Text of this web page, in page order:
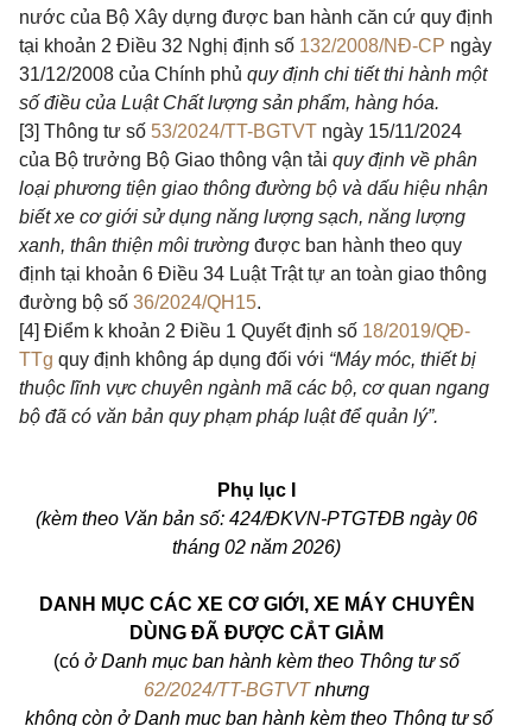
nước của Bộ Xây dựng được ban hành căn cứ quy định
tại khoản 2 Điều 32 Nghị định số 132/2008/NĐ-CP ngày
31/12/2008 của Chính phủ quy định chi tiết thi hành một
số điều của Luật Chất lượng sản phẩm, hàng hóa.
[3] Thông tư số 53/2024/TT-BGTVT ngày 15/11/2024
của Bộ trưởng Bộ Giao thông vận tải quy định về phân
loại phương tiện giao thông đường bộ và dấu hiệu nhận
biết xe cơ giới sử dụng năng lượng sạch, năng lượng
xanh, thân thiện môi trường được ban hành theo quy
định tại khoản 6 Điều 34 Luật Trật tự an toàn giao thông
đường bộ số 36/2024/QH15.
[4] Điểm k khoản 2 Điều 1 Quyết định số 18/2019/QĐ-
TTg quy định không áp dụng đối với “Máy móc, thiết bị
thuộc lĩnh vực chuyên ngành mã các bộ, cơ quan ngang
bộ đã có văn bản quy phạm pháp luật để quản lý”.
Phụ lục I
(kèm theo Văn bản số: 424/ĐKVN-PTGTĐB ngày 06
tháng 02 năm 2026)
DANH MỤC CÁC XE CƠ GIỚI, XE MÁY CHUYÊN
DÙNG ĐÃ ĐƯỢC CẮT GIẢM
(có ở Danh mục ban hành kèm theo Thông tư số
62/2024/TT-BGTVTnhưng
không còn ở Danh mục ban hành kèm theo Thông tư số